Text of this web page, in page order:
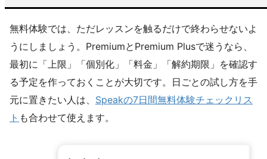
無料体験では、ただレッスンを触るだけで終わらせないよ
うにしましょう。PremiumとPremium Plusで迷うなら、
最初に「上限」「個別化」「料金」「解約期限」を確認す
る予定を作っておくことが大切です。日ごとの試し方を手
元に置きたい人は、 Speakの7日間無料体験チェックリス
ト も合わせて使えます。